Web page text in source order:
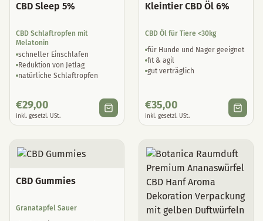
CBD Sleep 5%
CBD Schlaftropfen mit
Melatonin
schneller Einschlafen
Reduktion von Jetlag
natürliche Schlaftropfen
€29,00
inkl. gesetzl. USt.
Kleintier CBD Öl 6%
CBD Öl für Tiere <30kg
für Hunde und Nager geeignet
fit & agil
gut verträglich
€35,00
inkl. gesetzl. USt.
CBD Gummies
Granatapfel Sauer